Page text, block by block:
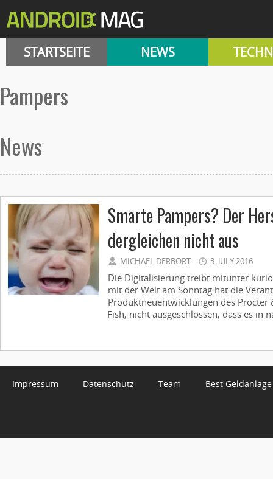
STARTSEITE NEWS
Pampers
News
Smarte Pampers? Der
dergleichen nicht aus
MICHAEL DERBORT 3. JULY 2016
Die Digitalisierung treibt mitunter
mit der Welt am Sonntag hat die
Produktneuentwicklungen des Procter
Fish, nicht ausgeschlossen, dass es in
Impressum Datenschutz Team Best Geldanlage